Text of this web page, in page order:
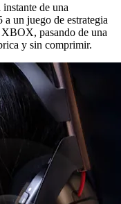
de una
un juego de estrategia
pasando de una
y sin comprimir.